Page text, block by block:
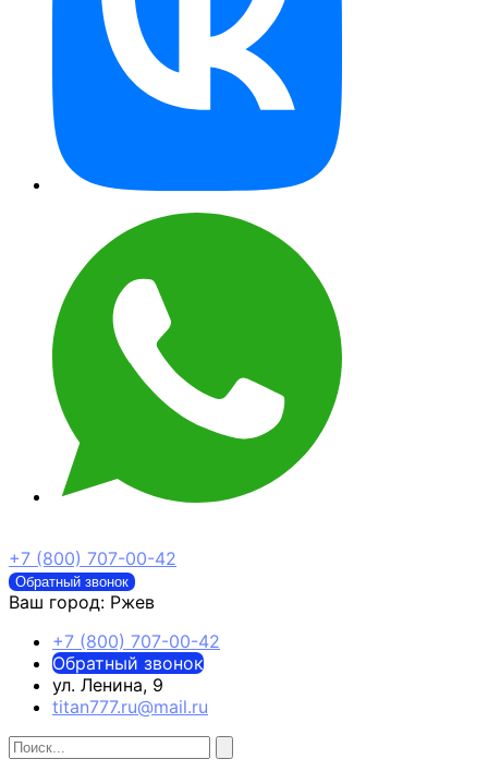
+7 (800) 707-00-42
Обратный звонок
Ваш город: Ржев
+7 (800) 707-00-42
Обратный звонок
ул. Ленина, 9
titan777.ru@mail.ru